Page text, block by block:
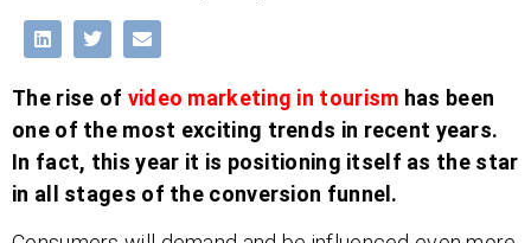
The rise of video marketing in tourism has been
one of the most exciting trends in recent years.
In fact, this year it is positioning itself as the star
in all stages of the conversion funnel.